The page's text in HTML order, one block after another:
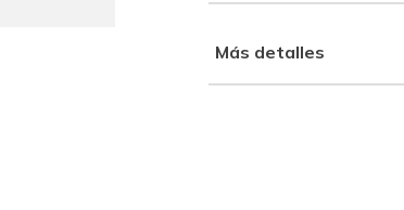
Más detalles